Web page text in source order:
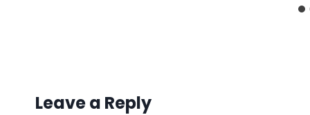
Leave a Reply